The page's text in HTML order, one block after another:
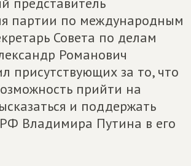
партии по международным
Совета по делам
Романович
присутствующих за то, что
прийти на
и поддержать
Владимира Путина в его